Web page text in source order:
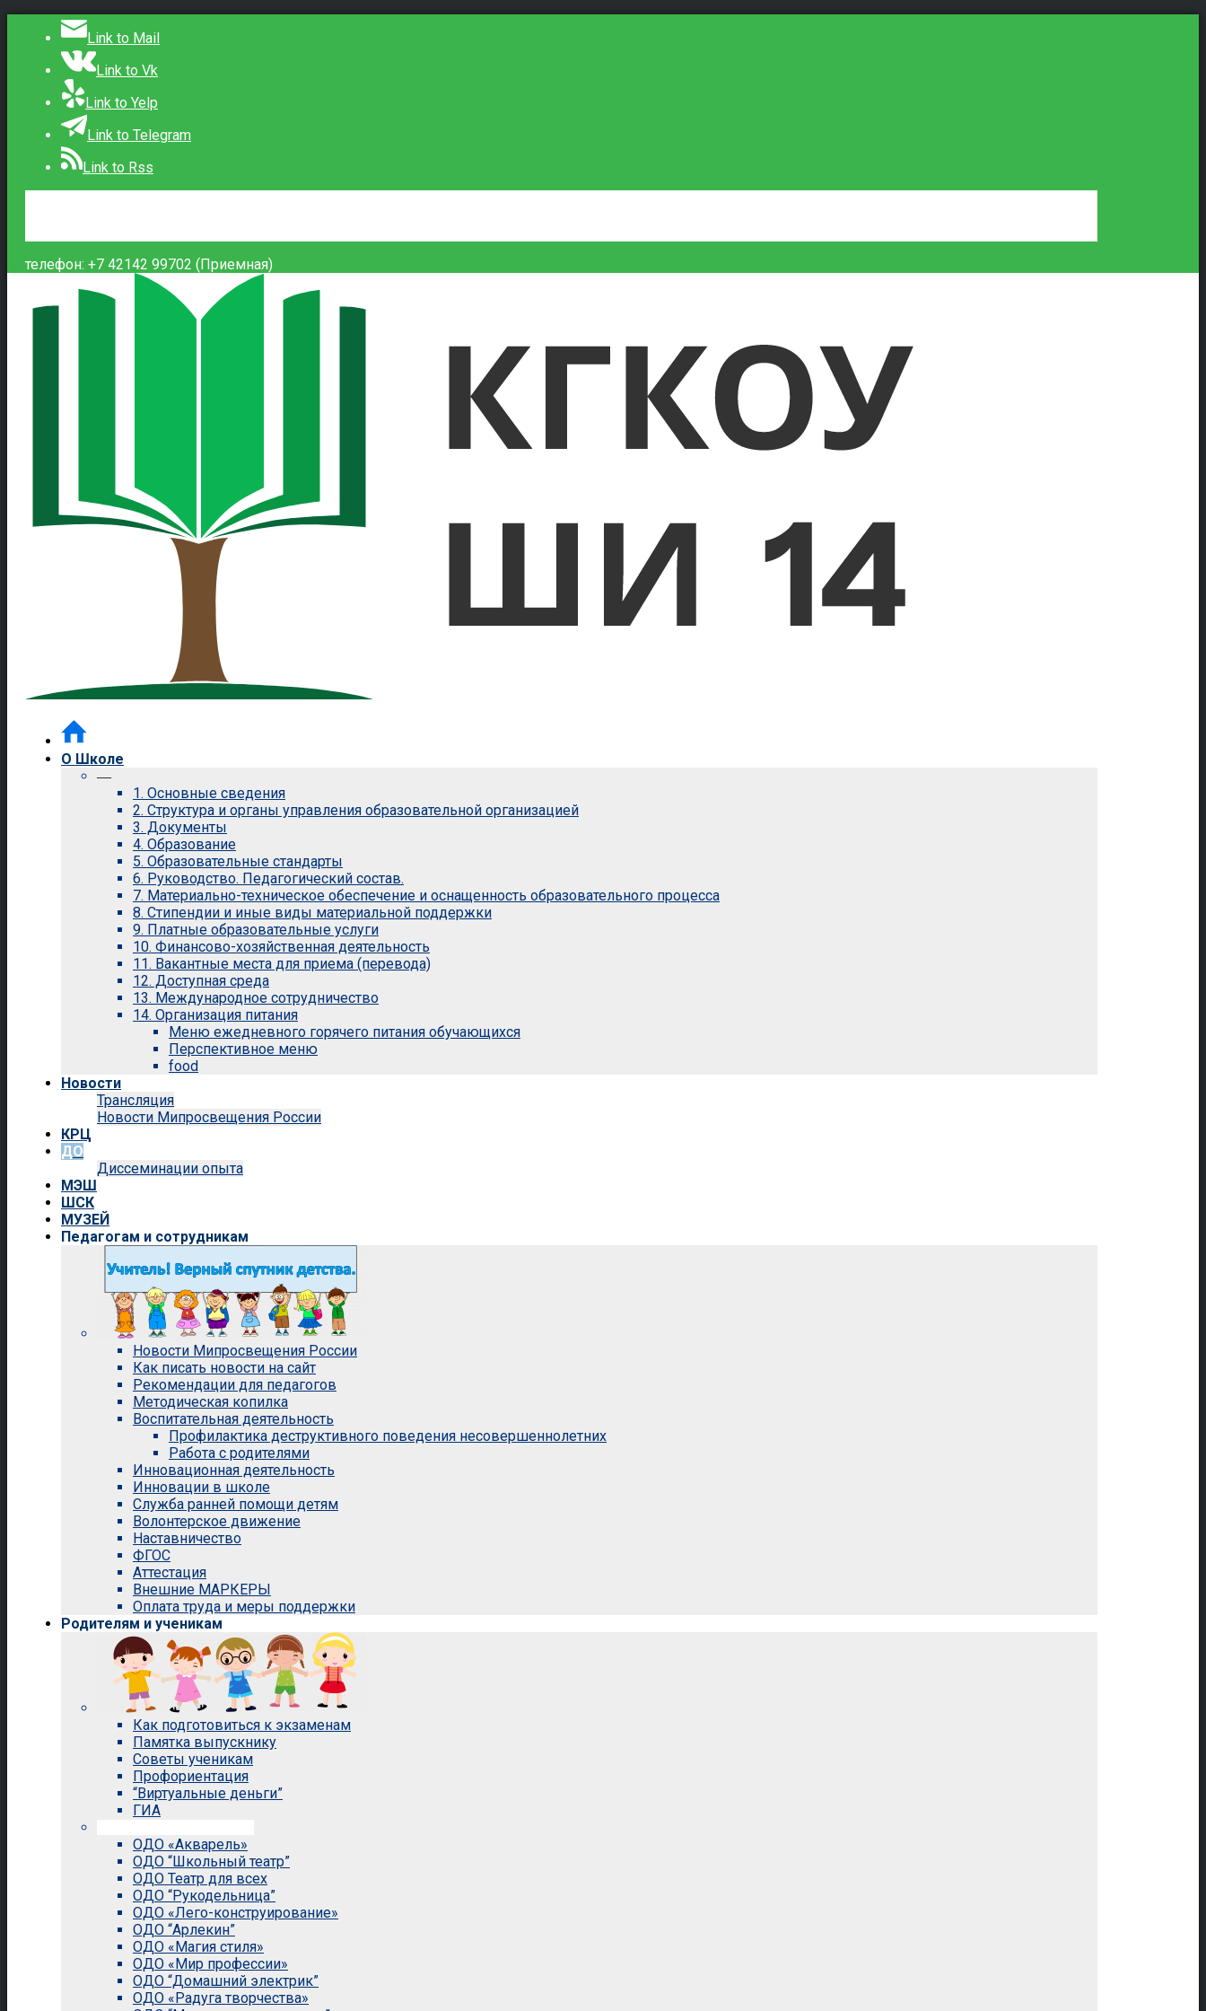
Link to Mail
Link to Vk
Link to Yelp
Link to Telegram
Link to Rss
телефон: +7 42142 99702 (Приемная)
О Школе
—
1. Основные сведения
2. Структура и органы управления образовательной организацией
3. Документы
4. Образование
5. Образовательные стандарты
6. Руководство. Педагогический состав.
7. Материально-техническое обеспечение и оснащенность образовательного процесса
8. Стипендии и иные виды материальной поддержки
9. Платные образовательные услуги
10. Финансово-хозяйственная деятельность
11. Вакантные места для приема (перевода)
12. Доступная среда
13. Международное сотрудничество
14. Организация питания
Меню ежедневного горячего питания обучающихся
Перспективное меню
food
Новости
Трансляция
Новости Мипросвещения России
КРЦ
ДО
Диссеминации опыта
МЭШ
ШСК
МУЗЕЙ
Педагогам и сотрудникам
Новости Мипросвещения России
Как писать новости на сайт
Рекомендации для педагогов
Методическая копилка
Воспитательная деятельность
Профилактика деструктивного поведения несовершеннолетних
Работа с родителями
Инновационная деятельность
Инновации в школе
Служба ранней помощи детям
Волонтерское движение
Наставничество
ФГОС
Аттестация
Внешние МАРКЕРЫ
Оплата труда и меры поддержки
Родителям и ученикам
Как подготовиться к экзаменам
Памятка выпускнику
Советы ученикам
Профориентация
“Виртуальные деньги”
ГИА
ОДО «Акварель»
ОДО “Школьный театр”
ОДО Театр для всех
ОДО “Рукодельница”
ОДО «Лего-конструирование»
ОДО “Арлекин”
ОДО «Магия стиля»
ОДО «Мир профессии»
ОДО “Домашний электрик”
ОДО «Радуга творчества»